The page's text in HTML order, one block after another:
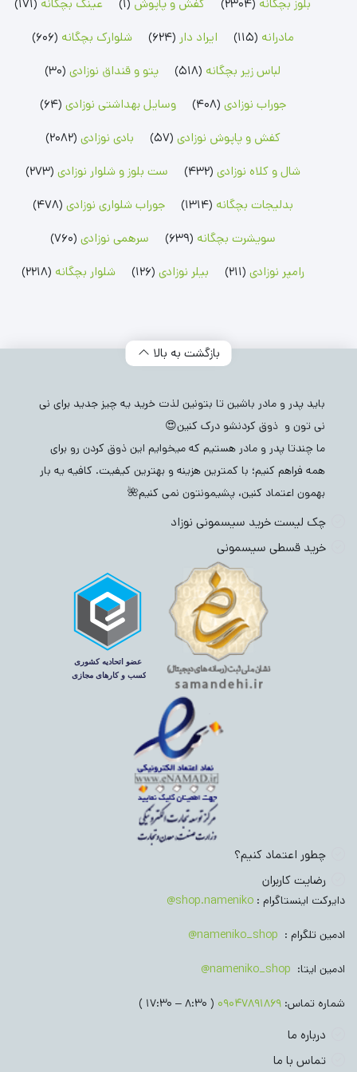
سرهمی پسرانه سرهمی دخترانه سرهمی لیندکس
شلوار پسرانه
سویشرت پسرانه سویشرت دخترانه
رامپر پسرانه
ست بلوز شلوار پسرانه ست بلوز شلوار دخترانه
جوراب پسرانه
مادرانه (115) ایراد دار (624) شلوارک بچگانه (606)
لباس زیر بچگانه (518) پتو و قنداق نوزادی (30)
جوراب نوزادی (408) وسایل بهداشتی نوزادی (64)
کفش و پاپوش نوزادی (57) بادی نوزادی (2082)
شال و کلاه نوزادی (432) ست بلوز و شلوار نوزادی (273)
بدلیجات بچگانه (1314) جوراب شلواری نوزادی (478)
سویشرت بچگانه (639) سرهمی نوزادی (760)
رامپر نوزادی (211) بیلر نوزادی (126) شلوار بچگانه (2218)
بازگشت به بالا
باید پدر و مادر باشین تا بتونین لذت خرید یه چیز جدید برای نی
نی تون و ذوق کردنشو درک کنین😍
ما چندتا پدر و مادر هستیم که میخوایم این ذوق کردن رو برای
همه فراهم کنیم؛ با کمترین هزینه و بهترین کیفیت. کافیه یه بار
بهمون اعتماد کنین، پشیمونتون نمی کنیم🌺
چک لیست خرید سیسمونی نوزاد
خرید قسطی سیسمونی
چطور اعتماد کنیم؟
رضایت کاربران
دایرکت اینستاگرام : shop.nameniko@
ادمین تلگرام : nameniko_shop@
ادمین ایتا: nameniko_shop@
شماره تماس: 09047891869
( 8:30 – 17:30 )
درباره ما
تماس با ما